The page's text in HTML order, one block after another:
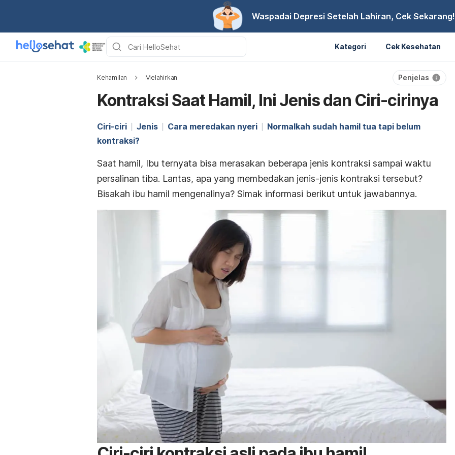
Waspadai Depresi Setelah Lahiran, Cek Sekarang!
Kategori Cek Kesehatan
Kehamilan Melahirkan Penjelas
Kontraksi Saat Hamil, Ini Jenis dan Ciri-cirinya
Ciri-ciri Jenis Cara meredakan nyeri
Normalkah sudah hamil tua tapi belum
kontraksi?
Saat hamil, Ibu ternyata bisa merasakan beberapa jenis kontraksi sampai waktu
persalinan tiba. Lantas, apa yang membedakan jenis-jenis kontraksi tersebut?
Bisakah ibu hamil mengenalinya? Simak informasi berikut untuk jawabannya.